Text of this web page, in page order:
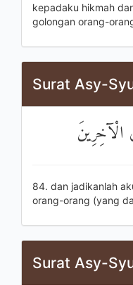
kepadaku hikmah
golongan orang-
Surat Asy-
84. dan jadikanlah
orang-orang (yang
Surat Asy-